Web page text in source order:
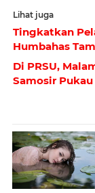
Lihat juga
Tingkatkan
Humbahas
Di PRSU,
Samosir